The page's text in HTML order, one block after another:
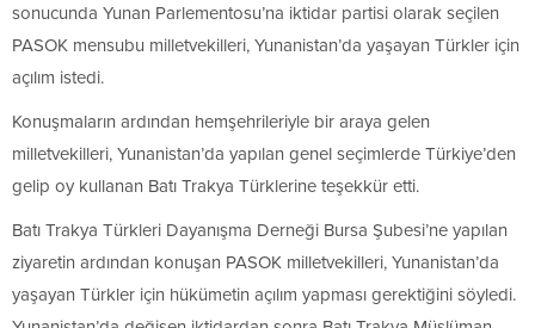
sonucunda Yunan Parlementosu’na iktidar partisi olarak seçilen
PASOK mensubu milletvekilleri, Yunanistan’da yaşayan Türkler için
açılım istedi.
Konuşmaların ardından hemşehrileriyle bir araya gelen
milletvekilleri, Yunanistan’da yapılan genel seçimlerde Türkiye’den
gelip oy kullanan Batı Trakya Türklerine teşekkür etti.
Batı Trakya Türkleri Dayanışma Derneği Bursa Şubesi’ne yapılan
ziyaretin ardından konuşan PASOK milletvekilleri, Yunanistan’da
yaşayan Türkler için hükümetin açılım yapması gerektiğini söyledi.